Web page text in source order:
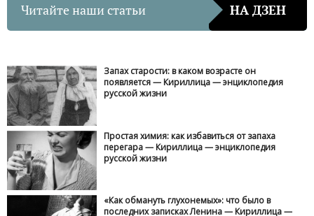
Читайте наши статьи НА ДЗЕН
Запах старости: в каком возрасте он
появляется — Кириллица — энциклопедия
русской жизни
Простая химия: как избавиться от запаха
перегара — Кириллица — энциклопедия
русской жизни
«Как обмануть глухонемых»: что было в
последних записках Ленина — Кириллица —